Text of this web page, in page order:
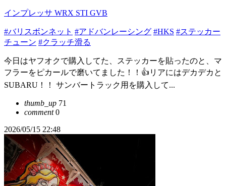
インプレッサ WRX STI GVB
#バリスボンネット #アドバンレーシング #HKS #ステッカー
チューン #クラッチ滑る
今日はヤフオクで購入してた、ステッカーを貼ったのと、マ
フラーをピカールで磨いてました！！👍リアにはデカデカと
SUBARU！！ サンバートラック用を購入して...
thumb_up 71
comment0
2026/05/15 22:48